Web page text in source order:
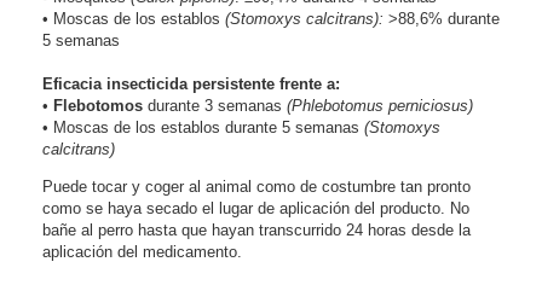
• Moscas de los establos (Stomoxys calcitrans): >88,6% durante
5 semanas
Eficacia insecticida persistente frente a:
• Flebotomos durante 3 semanas (Phlebotomus perniciosus)
• Moscas de los establos durante 5 semanas (Stomoxys
calcitrans)
Puede tocar y coger al animal como de costumbre tan pronto
como se haya secado el lugar de aplicación del producto. No
bañe al perro hasta que hayan transcurrido 24 horas desde la
aplicación del medicamento.